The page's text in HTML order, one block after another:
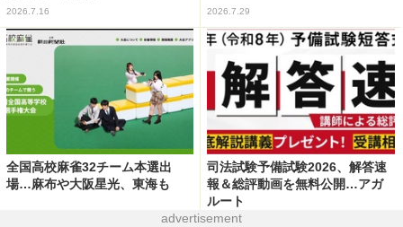
2026.7.16 2026.7.29
全国高校麻雀32チーム本選出
場…麻布や大阪星光、東海も
司法試験予備試験2026、解答速
報＆総評動画を無料公開…アガ
ルート
2026.7.21
advertisement